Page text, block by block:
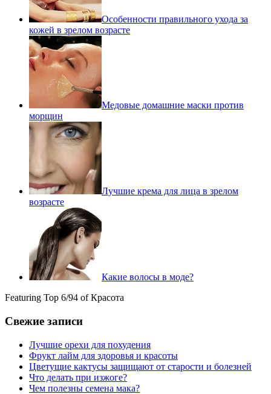
Особенности правильного ухода за
кожей в зрелом возрасте
Медовые домашние маски против
морщин
Лучшие крема для лица в зрелом
возрасте
Какие волосы в моде?
Featuring Top 6/94 of Красота
Свежие записи
Лучшие орехи для похудения
Фрукт лайм для здоровья и красоты
Цветущие кактусы защищают от старости и болезней
Что делать при изжоге?
Чем полезны семена мака?